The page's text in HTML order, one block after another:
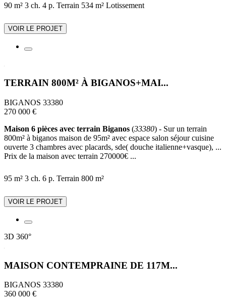
90 m² 3 ch. 4 p. Terrain 534 m² Lotissement
VOIR LE PROJET
TERRAIN 800M² À BIGANOS+MAI...
BIGANOS 33380
270 000 €
Maison 6 pièces avec terrain Biganos (33380) - Sur un terrain
800m² à biganos maison de 95m² avec espace salon séjour cuisine
ouverte 3 chambres avec placards, sde( douche italienne+vasque), ...
Prix de la maison avec terrain 270000€ ...
95 m² 3 ch. 6 p. Terrain 800 m²
VOIR LE PROJET
3D 360°
MAISON CONTEMPRAINE DE 117M...
BIGANOS 33380
360 000 €